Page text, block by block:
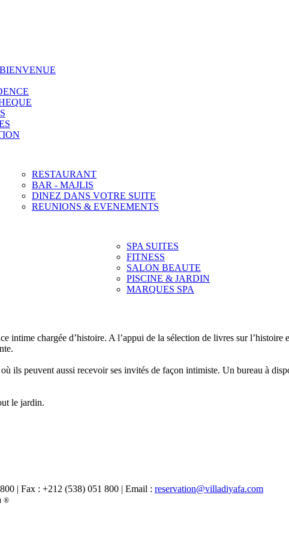
RESTAURANT
BAR - MAJLIS
DINEZ DANS VOTRE SUITE
REUNIONS & EVENEMENTS
SPA SUITES
FITNESS
SALON BEAUTE
PISCINE & JARDIN
MARQUES SPA
intime chargée d’histoire. A l’appui de la sélection de livres sur
ils peuvent aussi recevoir ses invités de façon intimiste. Un bureau à
le jardin.
| Fax : +212 (538) 051 800 | Email : reservation@villadiyafa.com
®